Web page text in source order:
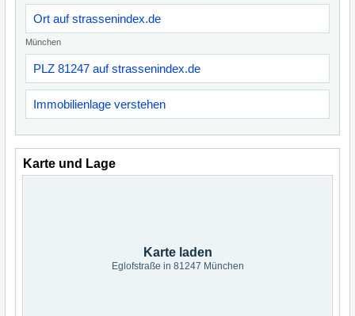
Ort auf strassenindex.de
München
PLZ 81247 auf strassenindex.de
Immobilienlage verstehen
Karte und Lage
Karte laden
Eglofstraße in 81247 München